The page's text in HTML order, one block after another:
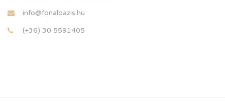
info@fonaloazis.hu
(+36) 30 5591405